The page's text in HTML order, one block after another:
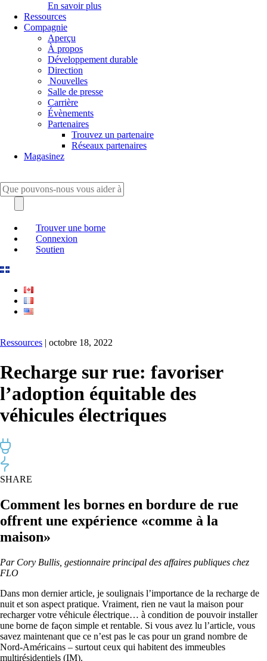
En savoir plus
Ressources
Compagnie
Aperçu
À propos
Développement durable
Direction
Nouvelles
Salle de presse
Carrière
Évènements
Partenaires
Trouvez un partenaire
Réseaux partenaires
Magasinez
Trouver une borne
Connexion
Soutien
Ressources | octobre 18, 2022
Recharge sur rue: favoriser
l’adoption équitable des
véhicules électriques
SHARE
Comment les bornes en bordure de rue
offrent une expérience «comme à la
maison»
Par Cory Bullis, gestionnaire principal des affaires publiques chez
FLO
Dans mon dernier article, je soulignais l’importance de la recharge de
nuit et son aspect pratique. Vraiment, rien ne vaut la maison pour
recharger votre véhicule électrique… à condition de pouvoir installer
une borne de façon simple et rentable. Si vous avez lu l’article, vous
savez maintenant que ce n’est pas le cas pour un grand nombre de
Nord-Américains – surtout ceux qui habitent des immeubles
multirésidentiels (IM).